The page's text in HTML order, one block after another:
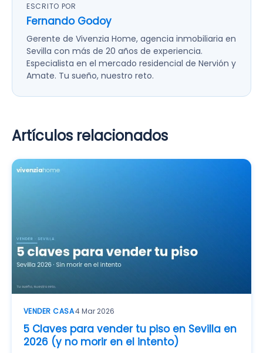
ESCRITO POR
Fernando Godoy
Gerente de Vivenzia Home, agencia inmobiliaria en
Sevilla con más de 20 años de experiencia.
Especialista en el mercado residencial de Nervión y
Amate. Tu sueño, nuestro reto.
Artículos relacionados
VENDER CASA·4 Mar 2026
5 Claves para vender tu piso en Sevilla en
2026 (y no morir en el intento)